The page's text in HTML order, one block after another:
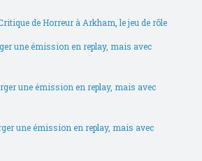
de Horreur à Arkham, le jeu de rôle
une émission en replay, mais avec
une émission en replay, mais avec
une émission en replay, mais avec